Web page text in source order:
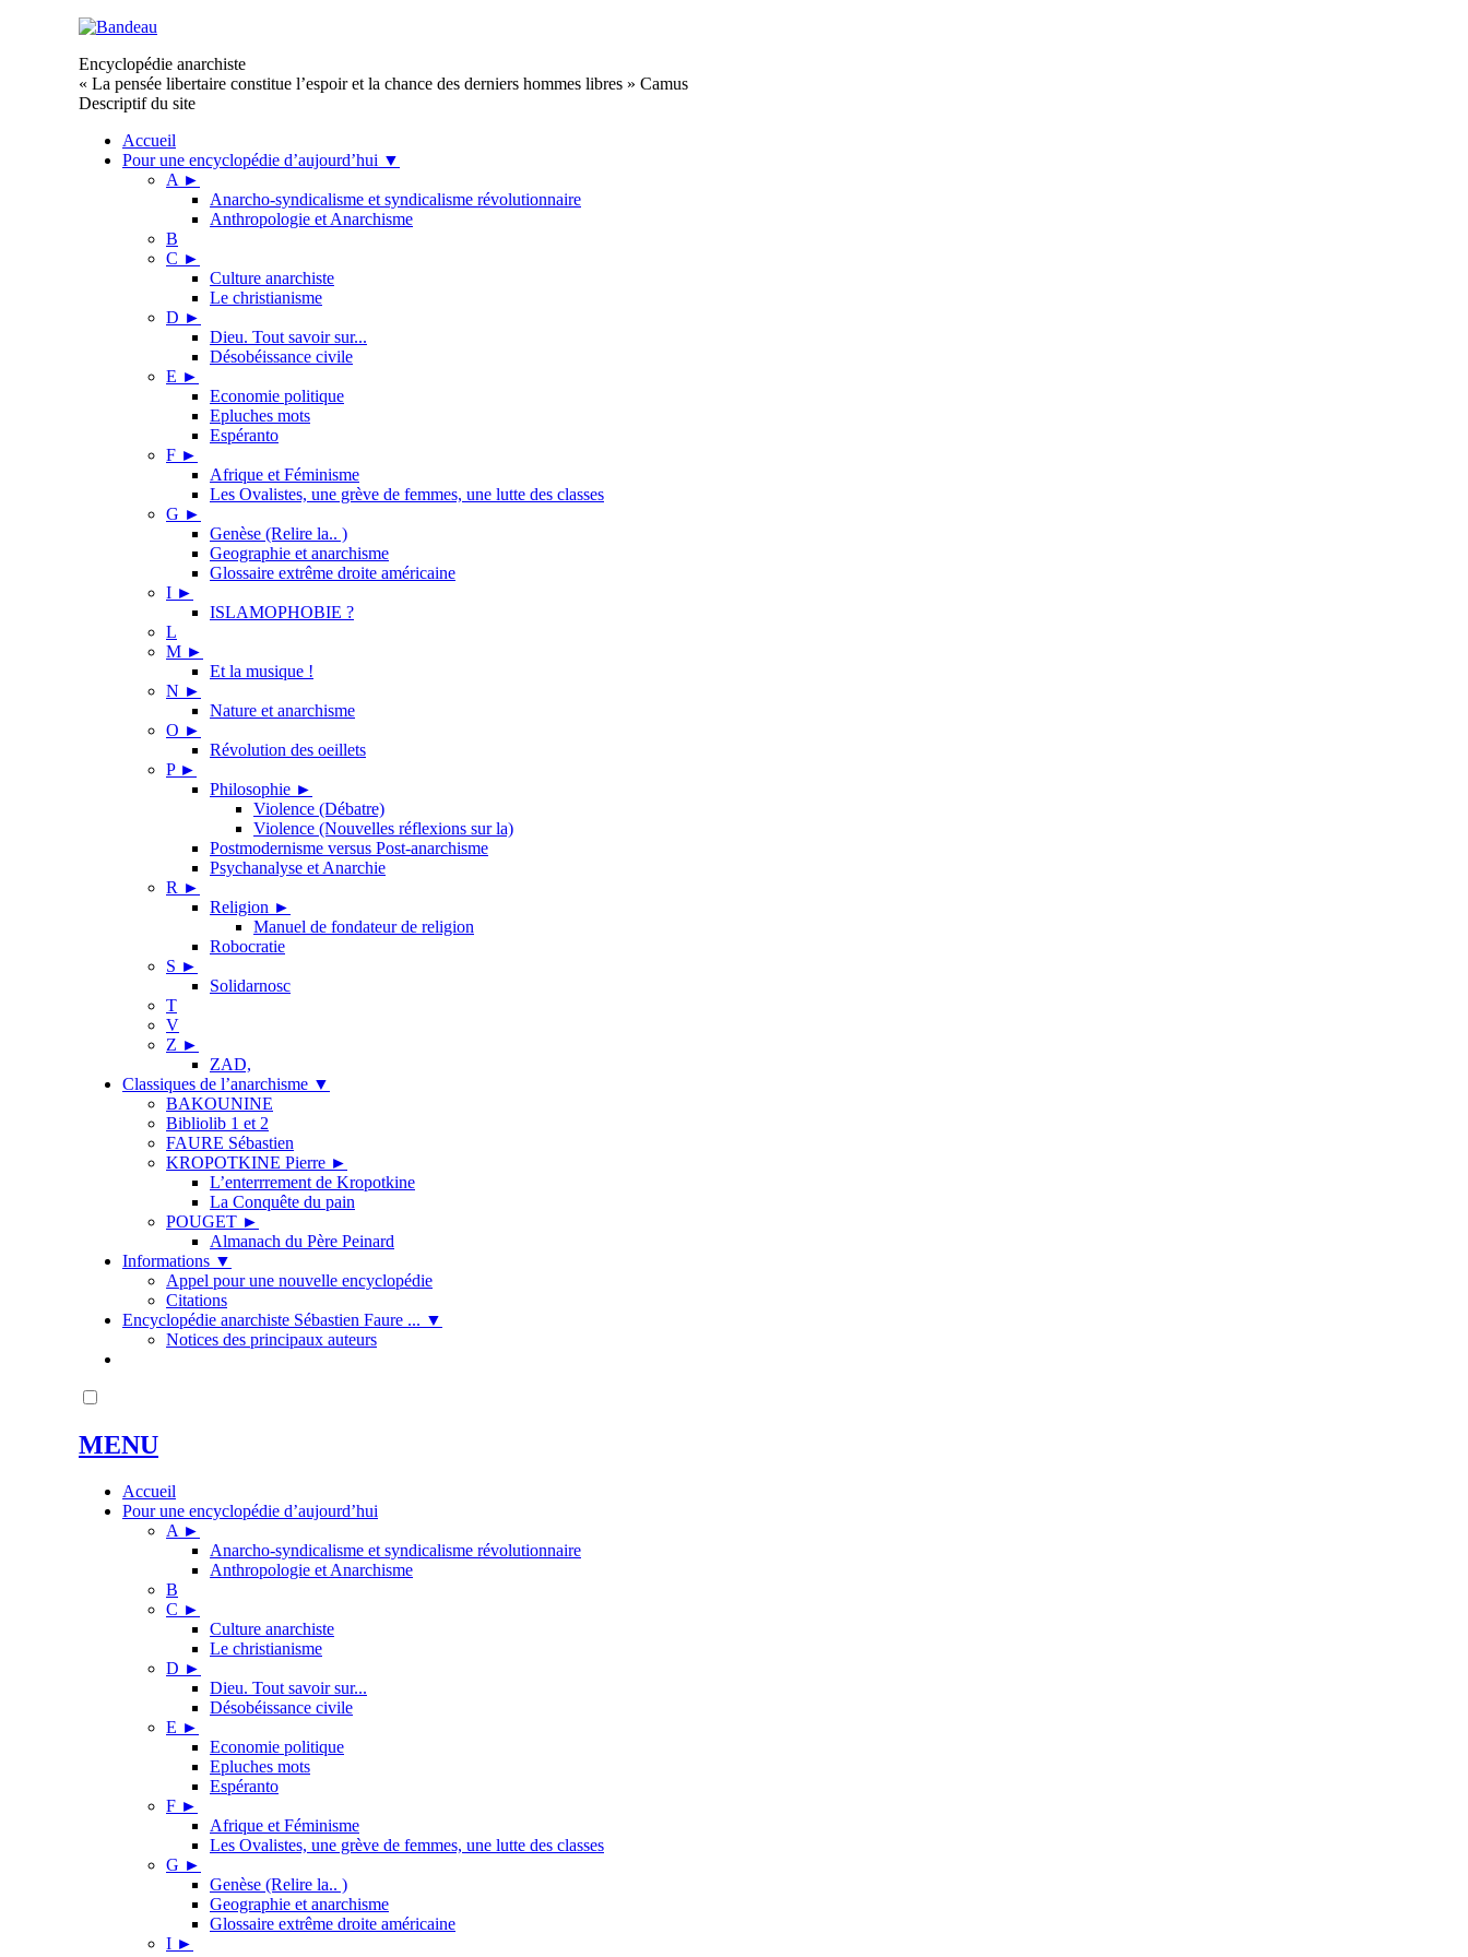
Encyclopédie anarchiste
« La pensée libertaire constitue l’espoir et la chance des derniers hommes libres » Camus
Descriptif du site
Accueil
Pour une encyclopédie d’aujourd’hui ▼
A ►
Anarcho-syndicalisme et syndicalisme révolutionnaire
Anthropologie et Anarchisme
B
C ►
Culture anarchiste
Le christianisme
D ►
Dieu. Tout savoir sur...
Désobéissance civile
E ►
Economie politique
Epluches mots
Espéranto
F ►
Afrique et Féminisme
Les Ovalistes, une grève de femmes, une lutte des classes
G ►
Genèse (Relire la.. )
Geographie et anarchisme
Glossaire extrême droite américaine
I ►
ISLAMOPHOBIE ?
L
M ►
Et la musique !
N ►
Nature et anarchisme
O ►
Révolution des oeillets
P ►
Philosophie ►
Violence (Débatre)
Violence (Nouvelles réflexions sur la)
Postmodernisme versus Post-anarchisme
Psychanalyse et Anarchie
R ►
Religion ►
Manuel de fondateur de religion
Robocratie
S ►
Solidarnosc
T
V
Z ►
ZAD,
Classiques de l’anarchisme ▼
BAKOUNINE
Bibliolib 1 et 2
FAURE Sébastien
KROPOTKINE Pierre ►
L’enterrrement de Kropotkine
La Conquête du pain
POUGET ►
Almanach du Père Peinard
Informations ▼
Appel pour une nouvelle encyclopédie
Citations
Encyclopédie anarchiste Sébastien Faure ... ▼
Notices des principaux auteurs
MENU
Accueil
Pour une encyclopédie d’aujourd’hui
A ►
Anarcho-syndicalisme et syndicalisme révolutionnaire
Anthropologie et Anarchisme
B
C ►
Culture anarchiste
Le christianisme
D ►
Dieu. Tout savoir sur...
Désobéissance civile
E ►
Economie politique
Epluches mots
Espéranto
F ►
Afrique et Féminisme
Les Ovalistes, une grève de femmes, une lutte des classes
G ►
Genèse (Relire la.. )
Geographie et anarchisme
Glossaire extrême droite américaine
I ►